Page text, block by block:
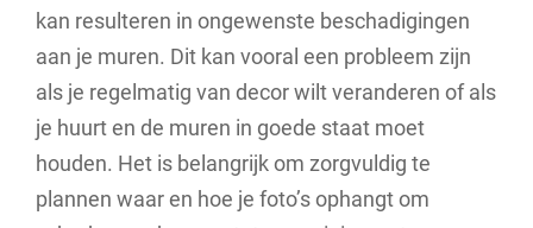
kan resulteren in ongewenste beschadigingen
aan je muren. Dit kan vooral een probleem zijn
als je regelmatig van decor wilt veranderen of als
je huurt en de muren in goede staat moet
houden. Het is belangrijk om zorgvuldig te
plannen waar en hoe je foto’s ophangt om